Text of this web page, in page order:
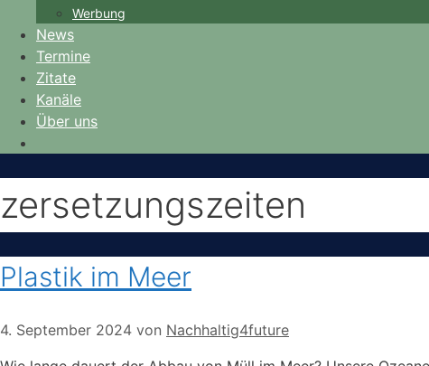
Werbung
News
Termine
Zitate
Kanäle
Über uns
zersetzungszeiten
Plastik im Meer
4. September 2024 von Nachhaltig4future